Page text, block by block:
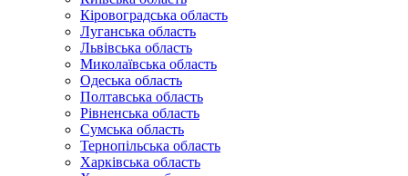
Кіровоградська область
Луганська область
Львівська область
Миколаївська область
Одеська область
Полтавська область
Рівненська область
Сумська область
Тернопільська область
Харківська область